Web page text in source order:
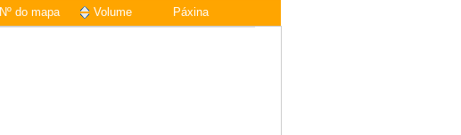
Nº do mapa Volume Páxina